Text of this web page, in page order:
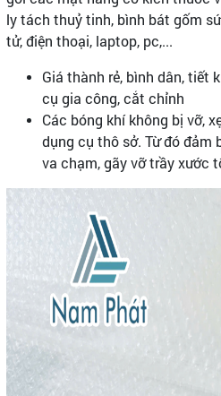
ly tách thuỷ tinh, bình bát gốm
tử, điện thoại, laptop, pc,...
Giá thành rẻ, bình dân, tiết
cụ gia công, cắt chỉnh
Các bóng khí không bị vỡ,
dụng cụ thô sở. Từ đó đảm
va chạm, gãy vỡ trầy xước